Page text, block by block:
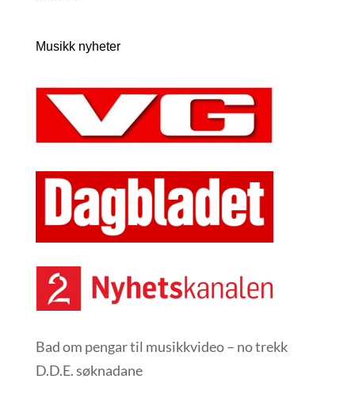
Musikk nyheter
Bad om pengar til musikkvideo – no trekk
D.D.E. søknadane